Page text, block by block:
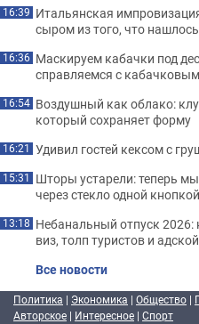
16:39 Итальянская
сыром из того, что
16:36 Маскируем кабачки под
справляемся с
16:54 Воздушный как облако:
который сохраняет форму
16:21 Удивил гостей кексом с
15:31 Шторы устарели: теперь
через стекло одной кнопкой
13:18 Небанальный отпуск 2026:
виз, толп туристов и
Все новости
Политика | Экономика | Общество |
Авторское | Интересное | Спорт